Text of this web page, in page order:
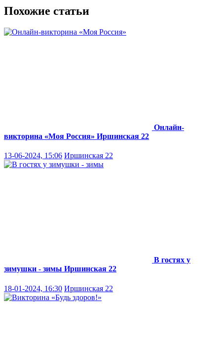
Похожие статьи
Онлайн-
викторина «Моя Россия» Иршинская 22
13-06-2024, 15:06 Иршинская 22
В гостях у
зимушки - зимы Иршинская 22
18-01-2024, 16:30 Иршинская 22